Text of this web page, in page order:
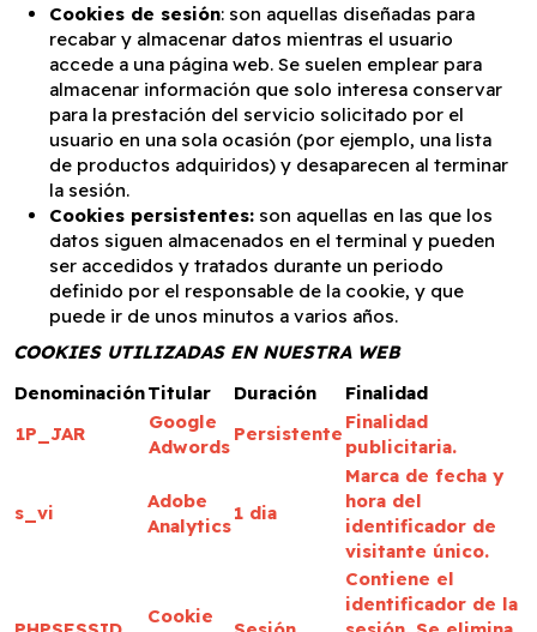
Cookies de sesión: son aquellas diseñadas para
recabar y almacenar datos mientras el usuario
accede a una página web. Se suelen emplear para
almacenar información que solo interesa conservar
para la prestación del servicio solicitado por el
usuario en una sola ocasión (por ejemplo, una lista
de productos adquiridos) y desaparecen al terminar
la sesión.
Cookies persistentes: son aquellas en las que los
datos siguen almacenados en el terminal y pueden
ser accedidos y tratados durante un periodo
definido por el responsable de la cookie, y que
puede ir de unos minutos a varios años.
COOKIES UTILIZADAS EN NUESTRA WEB
DenominaciónTitular Duración
Finalidad
1P_JAR
Google
Adwords
Persistente
Finalidad
publicitaria.
s_vi
Adobe
Analytics
1 dia
Marca de fecha y
hora del
identificador de
visitante único.
Cookie
Contiene el
identificador de la